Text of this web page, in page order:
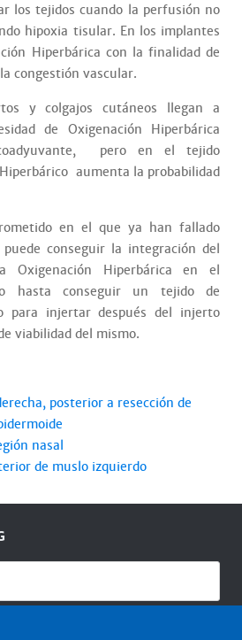
los tejidos cuando la perfusión no
hipoxia tisular. En los implantes
Hiperbárica con la finalidad de
congestión vascular.
y colgajos cutáneos llegan a
de Oxigenación Hiperbárica
pero en el tejido
aumenta la probabilidad
en el que ya han fallado
conseguir la integración del
Oxigenación Hiperbárica en el
hasta conseguir un tejido de
para injertar después del injerto
viabilidad del mismo.
posterior a resección de
nasal
de muslo izquierdo